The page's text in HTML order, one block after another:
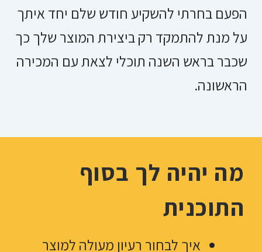
הפעם בחרתי להשקיע חודש שלם יחד איתך
על מנת להתמקד רק ביצירת המוצר שלך כך
שכבר בראש השנה תוכלי לצאת עם המכירה
הראשונה.
מה יהיה לך בסוף
התוכנית
איך לבחור רעיון מעולה למוצר